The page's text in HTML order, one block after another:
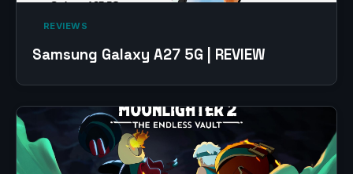
‎ REVIEWS‎
Samsung Galaxy A27 5G | REVIEW